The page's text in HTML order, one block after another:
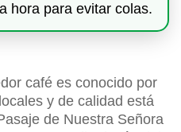
hora para evitar colas.
café es conocido por
y de calidad está
de Nuestra Señora